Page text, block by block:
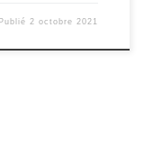
Publié 2 octobre 2021